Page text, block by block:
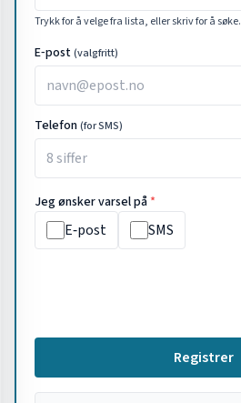
Trykk for å velge fra lista, eller skriv for å søke.
E‑post (valgfritt)
Telefon(for SMS)
Jeg ønsker varsel på *
E‑post SMS
Registrer